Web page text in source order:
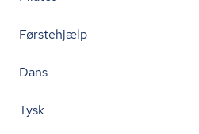
Førstehjælp
Dans
Tysk